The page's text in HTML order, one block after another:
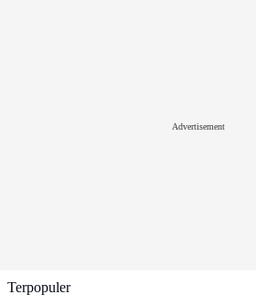
Advertisement
Terpopuler